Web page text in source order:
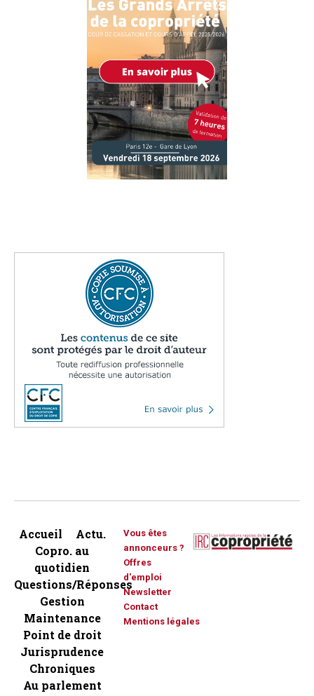
Accueil
Actu.
Copro. au
quotidien
Questions/Réponses
Gestion
Maintenance
Point de droit
Jurisprudence
Chroniques
Au parlement
Vous êtes
annonceurs ?
Offres
d'emploi
Newsletter
Contact
Mentions légales